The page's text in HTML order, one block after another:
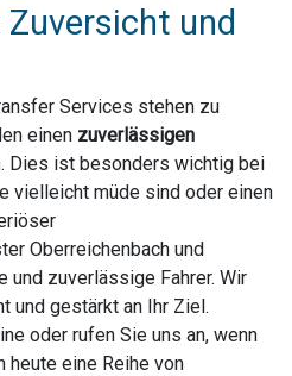
und
Services stehen zu
einen zuverlässigen
Dies ist besonders wichtig bei
vielleicht müde sind oder einen
Oberreichenbach und
zuverlässige Fahrer. Wir
und gestärkt an Ihr Ziel.
oder rufen Sie uns an, wenn
heute eine Reihe von